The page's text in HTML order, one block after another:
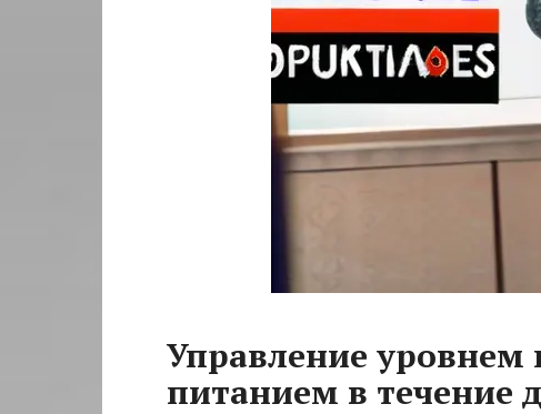
Управление уровнем
питанием в течение